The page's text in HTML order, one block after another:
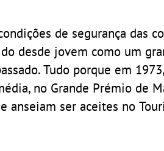
de segurança das
desde jovem como um
Tudo porque em
no Grande Prémio de
anseiam ser aceites no